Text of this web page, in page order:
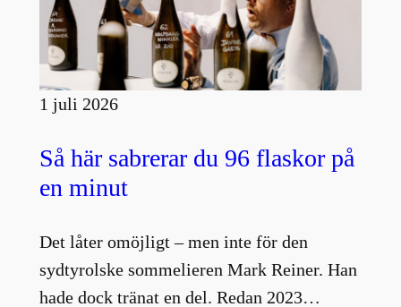
1 juli 2026
Så här sabrerar du 96 flaskor på
en minut
Det låter omöjligt – men inte för den
sydtyrolske sommelieren Mark Reiner. Han
hade dock tränat en del. Redan 2023…